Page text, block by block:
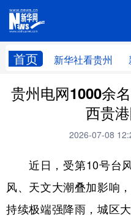
首页 新华社看贵州
新华社看贵州 新观察
贵州领导
畅游贵州 数字贵州
光影贵州 部门之窗
贵州电网1000余
西贵
2026-07-08
近日，受第10号台风
风、天文大潮叠加影响
持续极端强降雨，城区